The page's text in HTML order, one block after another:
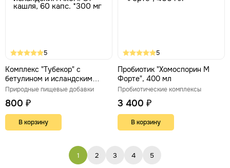
5
Комплекс "Тубекор" с
бетулином и исландским
мхом. От кашля, 60 капс. *300
Природные пищевые добавки
800 ₽
В корзину
5
Пробиотик "Хомоспорин М
Форте", 400 мл
Пробиотические комплексы
3 400 ₽
В корзину
1 2 3 4 5